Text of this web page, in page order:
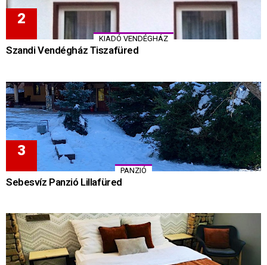
KIADÓ VENDÉGHÁZ
Szandi Vendégház Tiszafüred
PANZIÓ
Sebesvíz Panzió Lillafüred